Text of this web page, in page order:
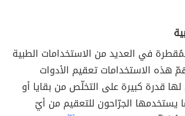
في العديد من الاستخدامات الطبية
هذه الاستخدامات تعقيم الأدوات
لها قدرة كبيرة على التخلّص من بقايا أو
يستخدمها الجرّاحون للتعقيم من أيّ